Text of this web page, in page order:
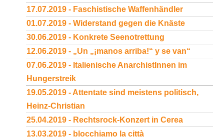
17.07.2019 - Faschistische Waffenhändler
01.07.2019 - Widerstand gegen die Knäste
30.06.2019 - Konkrete Seenotrettung
12.06.2019 - „Un „¡manos arriba!“ y se van“
07.06.2019 - Italienische AnarchistInnen im
Hungerstreik
19.05.2019 - Attentate sind meistens politisch,
Heinz-Christian
25.04.2019 - Rechtsrock-Konzert in Cerea
13.03.2019 - blocchiamo la città